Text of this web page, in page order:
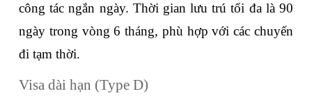
công tác ngắn ngày. Thời gian lưu trú tối đa là 90
ngày trong vòng 6 tháng, phù hợp với các chuyến
đi tạm thời.
Visa dài hạn (Type D)